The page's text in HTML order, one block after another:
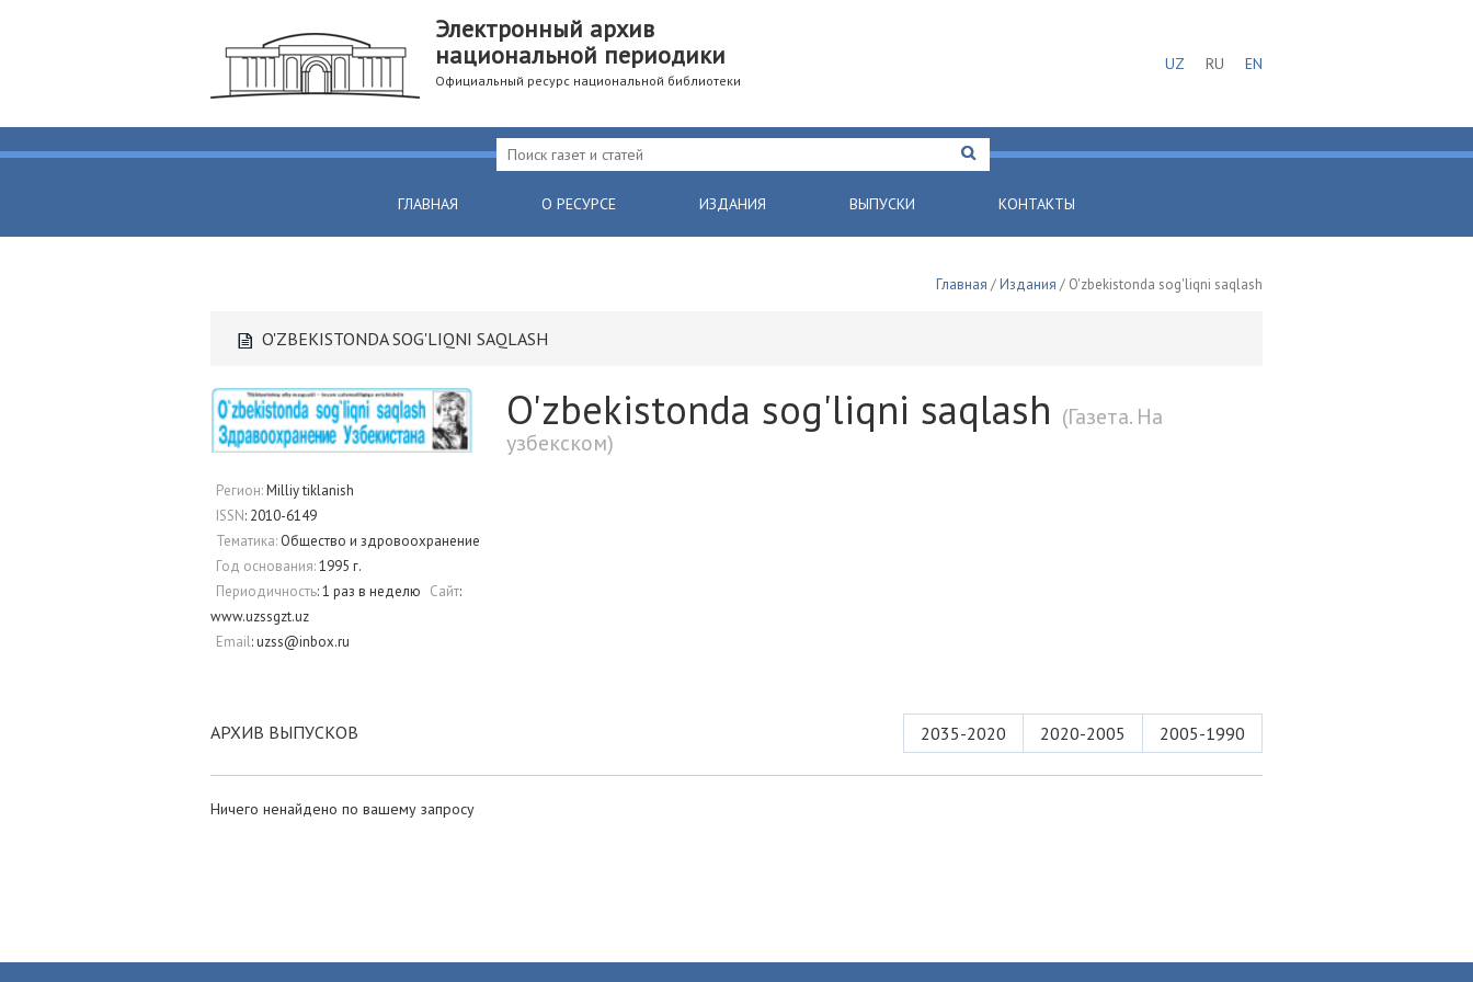
Электронный архив
национальной периодики
Официальный ресурс национальной библиотеки
UZ RU EN
ГЛАВНАЯ О РЕСУРСЕ ИЗДАНИЯ ВЫПУСКИ КОНТАКТЫ
Главная /Издания / O'zbekistonda sog'liqni saqlash
O'ZBEKISTONDA SOG'LIQNI SAQLASH
Регион:Milliy tiklanish
ISSN: 2010-6149
Тематика: Общество и здровоохранение
Год основания:1995 г.
Периодичность: 1 раз в неделю Сайт:
www.uzssgzt.uz
Email: uzss@inbox.ru
O'zbekistonda sog'liqni saqlash (Газета. На
узбекском)
АРХИВ ВЫПУСКОВ 2035-2020 2020-2005 2005-1990
Ничего ненайдено по вашему запросу